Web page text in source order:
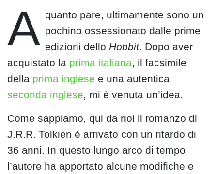
A quanto pare, ultimamente sono un
pochino ossessionato dalle prime
edizioni dello Hobbit. Dopo aver
acquistato la prima italiana , il facsimile
della prima inglese e una autentica
seconda inglese , mi è venuta un’idea.
Come sappiamo, qui da noi il romanzo di
J.R.R. Tolkien è arrivato con un ritardo di
36 anni. In questo lungo arco di tempo
l’autore ha apportato alcune modifiche e